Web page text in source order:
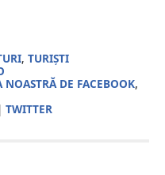
, TURIȘTI
NOASTRĂ DE FACEBOOK,
TWITTER